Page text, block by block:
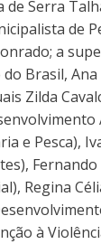
de Serra
de
a
Brasil,
Zilda
e Pesca),
Regina
à